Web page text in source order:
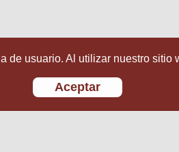
de usuario. Al utilizar nuestro
Aceptar